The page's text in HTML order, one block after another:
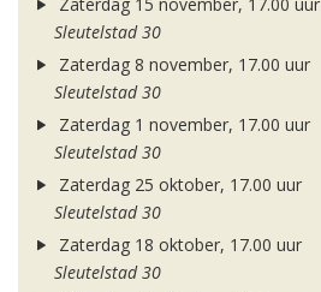
Zaterdag 15 november, 17.00 uur
Sleutelstad 30
Zaterdag 8 november, 17.00 uur
Sleutelstad 30
Zaterdag 1 november, 17.00 uur
Sleutelstad 30
Zaterdag 25 oktober, 17.00 uur
Sleutelstad 30
Zaterdag 18 oktober, 17.00 uur
Sleutelstad 30